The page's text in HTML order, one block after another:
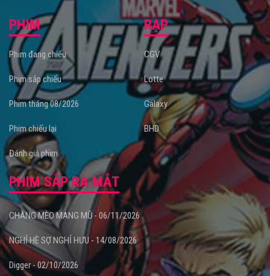
PHIM
Phim đang chiếu
Phim sắp chiếu
Phim tháng 08/2026
Phim chiếu lại
Đánh giá phim
RẠP
CGV
Lotte
Galaxy
BHD
PHIM SẮP RA MẮT
CHÀNG MÈO MANG MŨ - 06/11/2026
NGHỈ HÈ SỢ NGHỈ HƯU - 14/08/2026
Digger - 02/10/2026